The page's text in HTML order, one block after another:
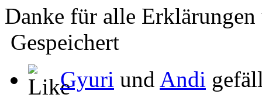
Danke für alle
Gespeichert
Gyuri und Andi